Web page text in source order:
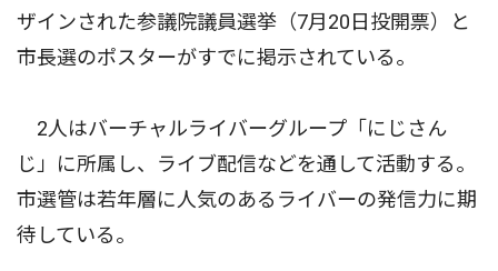
ザインされた参議院議員選挙（7月20日投開票）と
市長選のポスターがすでに掲示されている。
2人はバーチャルライバーグループ「にじさん
じ」に所属し、ライブ配信などを通して活動する。
市選管は若年層に人気のあるライバーの発信力に期
待している。